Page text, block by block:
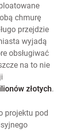
chmurę
przejdzie
wyjadą
obsługiwać
na to nie
złotych.
projektu pod